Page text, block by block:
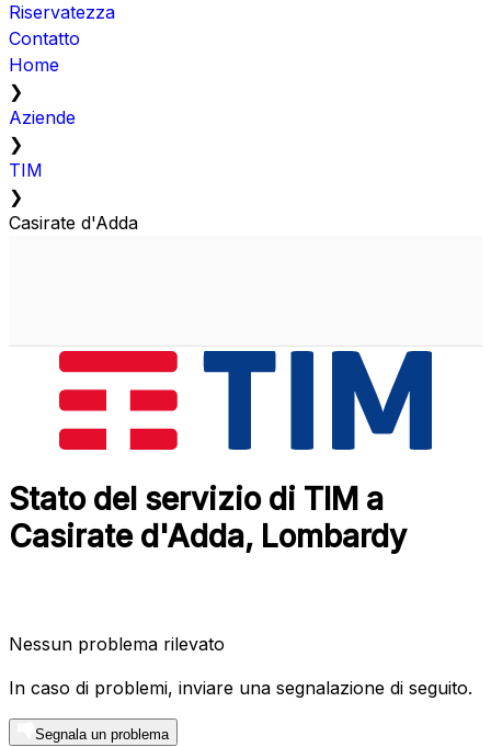
Riservatezza
Contatto
Home
❯
Aziende
❯
TIM
❯
Casirate d'Adda
Stato del servizio di TIM a
Casirate d'Adda, Lombardy
Nessun problema rilevato
In caso di problemi, inviare una segnalazione di seguito.
Segnala un problema